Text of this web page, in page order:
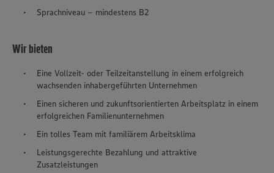
Sprachniveau – mindestens B2
Wir bieten
Eine Vollzeit- oder Teilzeitanstellung in einem erfolgreich
wachsenden inhabergeführten Unternehmen
Einen sicheren und zukunftsorientierten Arbeitsplatz in einem
erfolgreichen Familienunternehmen
Ein tolles Team mit familiärem Arbeitsklima
Leistungsgerechte Bezahlung und attraktive
Zusatzleistungen